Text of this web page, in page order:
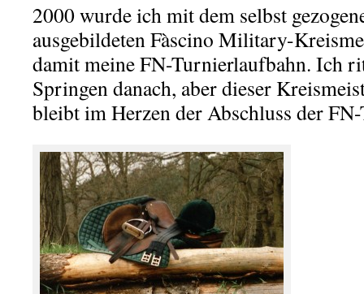
2000 wurde ich mit dem selbst
ausgebildeten Fàscino Military-
damit meine FN-Turnierlaufbahn. Ich
Springen danach, aber dieser
bleibt im Herzen der Abschluss der